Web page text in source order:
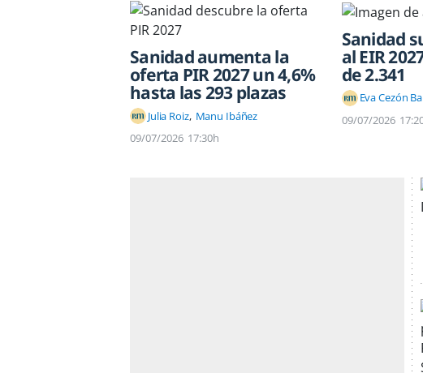
Sanidad aumenta la
oferta PIR 2027 un 4,6%
hasta las 293 plazas
Julia Roiz Manu Ibáñez
09/07/2026 17:30h
Sanidad
al EIR
de 2.341
Eva Cezón
09/07/2026